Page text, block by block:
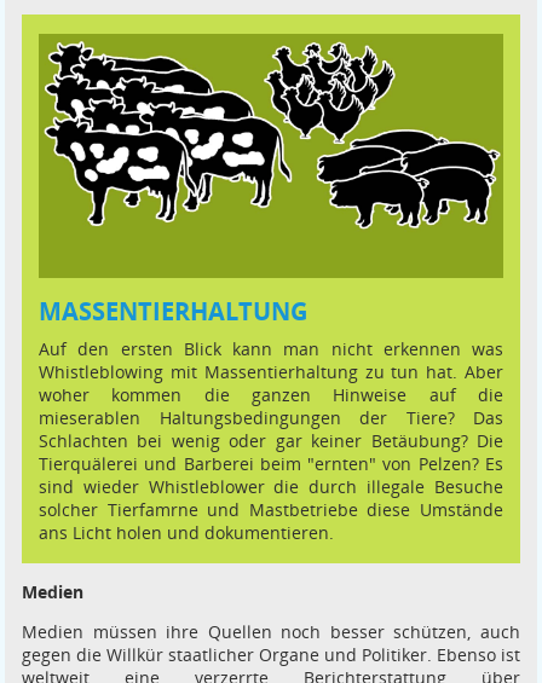
MASSENTIERHALTUNG
Auf den ersten Blick kann man nicht erkennen was
Whistleblowing mit Massentierhaltung zu tun hat. Aber
woher kommen die ganzen Hinweise auf die
mieserablen Haltungsbedingungen der Tiere? Das
Schlachten bei wenig oder gar keiner Betäubung? Die
Tierquälerei und Barberei beim "ernten" von Pelzen? Es
sind wieder Whistleblower die durch illegale Besuche
solcher Tierfamrne und Mastbetriebe diese Umstände
ans Licht holen und dokumentieren.
Medien
Medien müssen ihre Quellen noch besser schützen, auch
gegen die Willkür staatlicher Organe und Politiker. Ebenso ist
weltweit eine verzerrte Berichterstattung über